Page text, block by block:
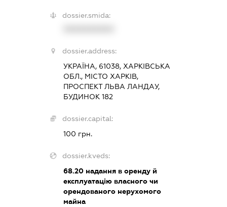
dossier.smida:
dossier.address:
УКРАЇНА, 61038, ХАРКІВСЬКА
ОБЛ., МІСТО ХАРКІВ,
ПРОСПЕКТ ЛЬВА ЛАНДАУ,
БУДИНОК 182
dossier.capital:
100 грн.
dossier.kveds:
68.20надання в оренду й
експлуатацію власного чи
орендованого нерухомого
майна